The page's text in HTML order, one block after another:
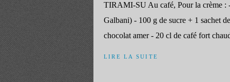
TIRAMI-SU Au café, Pour la crème :
Galbani) - 100 g de sucre + 1 sachet
chocolat amer - 20 cl de café fort
LIRE LA SUITE